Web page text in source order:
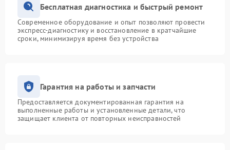
Бесплатная диагностика и быстрый ремонт
Современное оборудование и опыт позволяют провести
экспресс-диагностику и восстановление в кратчайшие
сроки, минимизируя время без устройства
Гарантия на работы и запчасти
Предоставляется документированная гарантия на
выполненные работы и установленные детали, что
защищает клиента от повторных неисправностей